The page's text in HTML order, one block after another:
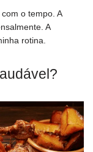
o tempo. A
A
rotina.